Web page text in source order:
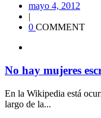
mayo 4, 2012
|
0 COMMENT
No hay mujeres
En la Wikipedia está
largo de la...